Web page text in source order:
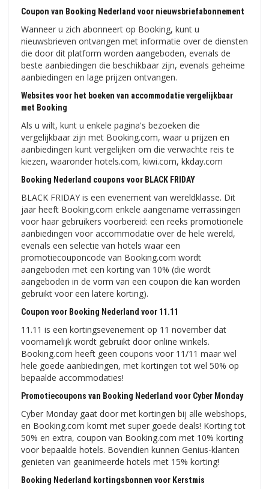
Coupon van Booking Nederland voor nieuwsbriefabonnement
Wanneer u zich abonneert op Booking, kunt u
nieuwsbrieven ontvangen met informatie over de diensten
die door dit platform worden aangeboden, evenals de
beste aanbiedingen die beschikbaar zijn, evenals geheime
aanbiedingen en lage prijzen ontvangen.
Websites voor het boeken van accommodatie vergelijkbaar
met Booking
Als u wilt, kunt u enkele pagina's bezoeken die
vergelijkbaar zijn met Booking.com, waar u prijzen en
aanbiedingen kunt vergelijken om die verwachte reis te
kiezen, waaronder hotels.com, kiwi.com, kkday.com
Booking Nederland coupons voor BLACK FRIDAY
BLACK FRIDAY is een evenement van wereldklasse. Dit
jaar heeft Booking.com enkele aangename verrassingen
voor haar gebruikers voorbereid: een reeks promotionele
aanbiedingen voor accommodatie over de hele wereld,
evenals een selectie van hotels waar een
promotiecouponcode van Booking.com wordt
aangeboden met een korting van 10% (die wordt
aangeboden in de vorm van een coupon die kan worden
gebruikt voor een latere korting).
Coupon voor Booking Nederland voor 11.11
11.11 is een kortingsevenement op 11 november dat
voornamelijk wordt gebruikt door online winkels.
Booking.com heeft geen coupons voor 11/11 maar wel
hele goede aanbiedingen, met kortingen tot wel 50% op
bepaalde accommodaties!
Promotiecoupons van Booking Nederland voor Cyber ​​​​Monday
Cyber ​​Monday gaat door met kortingen bij alle webshops,
en Booking.com komt met super goede deals! Korting tot
50% en extra, coupon van Booking.com met 10% korting
voor bepaalde hotels. Bovendien kunnen Genius-klanten
genieten van geanimeerde hotels met 15% korting!
Booking Nederland kortingsbonnen voor Kerstmis